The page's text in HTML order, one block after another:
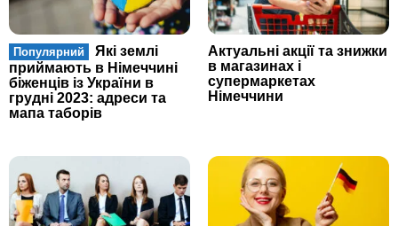
Популярний
Які землі
приймають в Німеччині
біженців із України в
грудні 2023: адреси та
мапа таборів
Актуальні акції та знижки
в магазинах і
супермаркетах
Німеччини